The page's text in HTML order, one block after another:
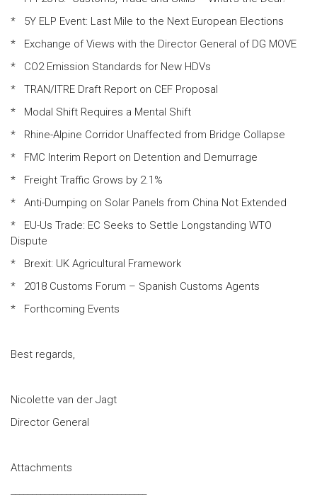
* 5Y ELP Event: Last Mile to the Next European Elections
* Exchange of Views with the Director General of DG MOVE
* CO2 Emission Standards for New HDVs
* TRAN/ITRE Draft Report on CEF Proposal
* Modal Shift Requires a Mental Shift
* Rhine-Alpine Corridor Unaffected from Bridge Collapse
* FMC Interim Report on Detention and Demurrage
* Freight Traffic Grows by 2.1%
* Anti-Dumping on Solar Panels from China Not Extended
* EU-Us Trade: EC Seeks to Settle Longstanding WTO
Dispute
* Brexit: UK Agricultural Framework
* 2018 Customs Forum – Spanish Customs Agents
* Forthcoming Events
Best regards,
Nicolette van der Jagt
Director General
Attachments